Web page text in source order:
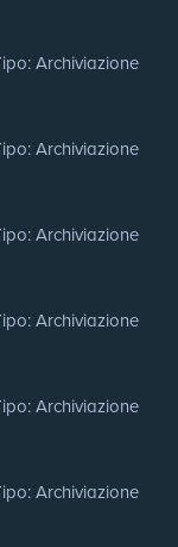
: Archiviazione
: Archiviazione
: Archiviazione
: Archiviazione
: Archiviazione
: Archiviazione